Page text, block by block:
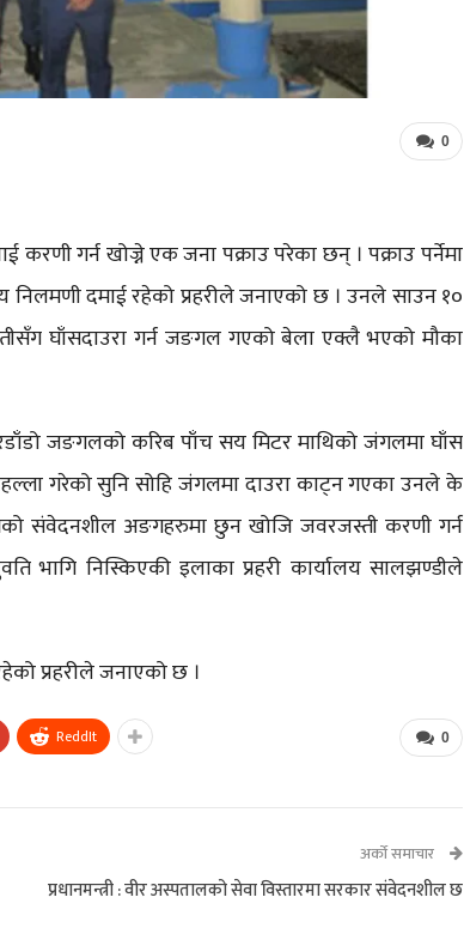
0
गर्न खोज्ने एक जना पक्राउ परेका छन् । पक्राउ पर्नेमा
निलमणी दमाई रहेको प्रहरीले जनाएको छ । उनले साउन १०
घाँसदाउरा गर्न जङगल गएको बेला एक्लै भएको मौका
जङगलको करिब पाँच सय मिटर माथिको जंगलमा घाँस
गरेको सुनि सोहि जंगलमा दाउरा काट्न गएका उनले के
संवेदनशील अङगहरुमा छुन खोजि जवरजस्ती करणी गर्न
भागि निस्किएकी इलाका प्रहरी कार्यालय सालझण्डीले
प्रहरीले जनाएको छ ।
0
ReddIt
अर्को समाचार
प्रधानमन्त्री : वीर अस्पतालको सेवा विस्तारमा सरकार संवेदनशील छ